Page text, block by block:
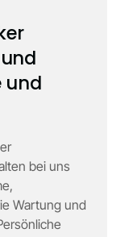
und
bei uns
Wartung und